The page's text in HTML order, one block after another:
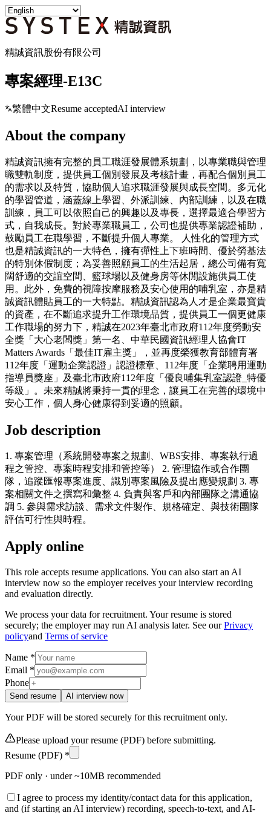
精誠資訊股份有限公司
專案經理-E13C
繁體中文Resume acceptedAI interview
About the company
精誠資訊擁有完整的員工職涯發展體系規劃，以專業職與管理
職雙軌制度，提供員工個別發展及考核計畫，再配合個別員工
的需求以及特質，協助個人追求職涯發展與成長空間。多元化
的學習管道，涵蓋線上學習、外派訓練、內部訓練，以及在職
訓練，員工可以依照自己的興趣以及專長，選擇最適合學習方
式，自我成長。對於專業職員工，公司也提供專業認證補助，
鼓勵員工在職學習，不斷提升個人專業。 人性化的管理方式
也是精誠資訊的一大特色，擁有彈性上下班時間、優於勞基法
的特別休假制度；為妥善照顧員工的生活起居，總公司備有寬
闊舒適的交誼空間、籃球場以及健身房等休閒設施供員工使
用。此外，免費的視障按摩服務及安心使用的哺乳室，亦是精
誠資訊體貼員工的一大特點。精誠資訊認為人才是企業最寶貴
的資產，在不斷追求提升工作環境品質，提供員工一個更健康
工作職場的努力下，精誠在2023年臺北市政府112年度勞動安
全獎「大心老闆獎」第一名、中華民國資訊經理人協會IT
Matters Awards「最佳IT雇主獎」，並再度榮獲教育部體育署
112年度「運動企業認證」認證標章、112年度「企業聘用運動
指導員獎座」及臺北市政府112年度「優良哺集乳室認證_特優
等級」。未來精誠將秉持一貫的理念，讓員工在完善的環境中
安心工作，個人身心健康得到妥適的照顧。
Job description
1. 專案管理（系統開發專案之規劃、WBS安排、專案執行過
程之管控、專案時程安排和管控等） 2. 管理協作或合作團
隊，追蹤匯報專案進度、識別專案風險及提出應變規劃 3. 專
案相關文件之撰寫和彙整 4. 負責與客戶和內部團隊之溝通協
調 5. 參與需求訪談、需求文件製作、規格確定、與技術團隊
評估可行性與時程。
Apply online
This role accepts resume applications. You can also start an AI
interview now so the employer receives your interview recording
and evaluation directly.
We process your data for recruitment. Your resume is stored
securely; the employer may run AI analysis later. See our Privacy
policyand Terms of service
Name *
Email *
Phone
Send resume AI interview now
Your PDF will be stored securely for this recruitment only.
Please upload your resume (PDF) before submitting.
Resume (PDF) *
PDF only · under ~10MB recommended
I agree to process my identity/contact data for this application,
and (if starting an AI interview) recording, speech-to-text, and AI-